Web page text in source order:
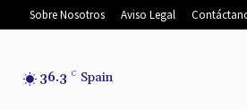
Sobre Nosotros Aviso Legal
36.3 C Spain